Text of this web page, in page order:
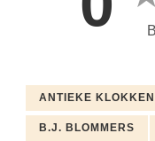
ANTIEKE KLOKKEN
B.J. BLOMMERS